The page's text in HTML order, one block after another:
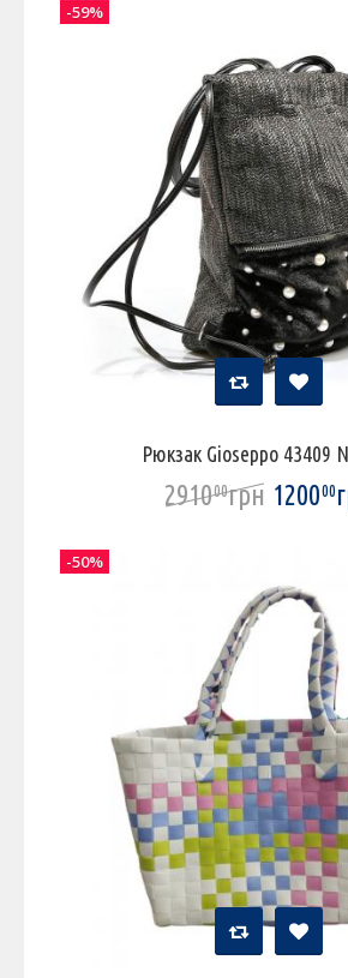
Рюкзак Gioseppo 43409
291000грн 120000
-59%
-50%